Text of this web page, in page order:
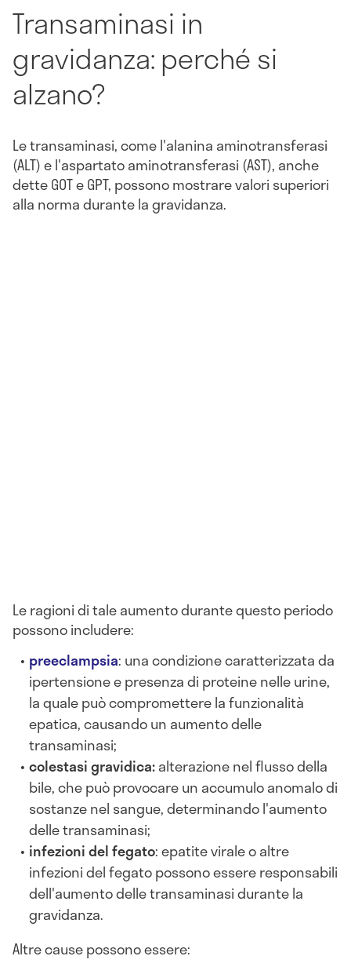
Transaminasi in
gravidanza: perché si
alzano?
Le transaminasi, come l'alanina aminotransferasi
(ALT) e l'aspartato aminotransferasi (AST), anche
dette GOT e GPT, possono mostrare valori superiori
alla norma durante la gravidanza.
Le ragioni di tale aumento durante questo periodo
possono includere:
preeclampsia: una condizione caratterizzata da
ipertensione e presenza di proteine nelle urine,
la quale può compromettere la funzionalità
epatica, causando un aumento delle
transaminasi;
colestasi gravidica:alterazione nel flusso della
bile, che può provocare un accumulo anomalo di
sostanze nel sangue, determinando l'aumento
delle transaminasi;
infezioni del fegato: epatite virale o altre
infezioni del fegato possono essere responsabili
dell'aumento delle transaminasi durante la
gravidanza.
Altre cause possono essere: